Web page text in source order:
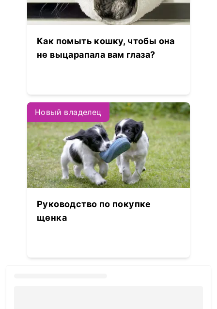
Как помыть кошку, чтобы она
не выцарапала вам глаза?
Новый владелец
Руководство по покупке
щенка